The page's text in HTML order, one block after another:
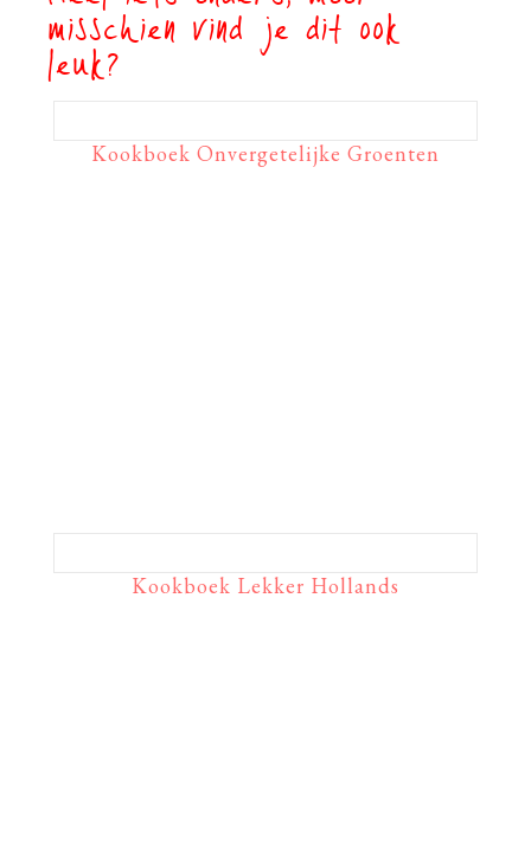
misschien vind je dit ook
leuk?
Kookboek Onvergetelijke Groenten
Kookboek Lekker Hollands